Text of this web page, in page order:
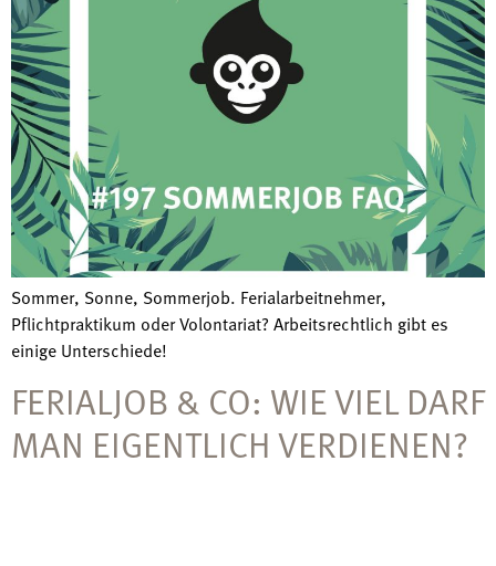
Sommer, Sonne, Sommerjob. Ferialarbeitnehmer,
Pflichtpraktikum oder Volontariat? Arbeitsrechtlich gibt es
einige Unterschiede!
FERIALJOB & CO: WIE VIEL DARF
MAN EIGENTLICH VERDIENEN?